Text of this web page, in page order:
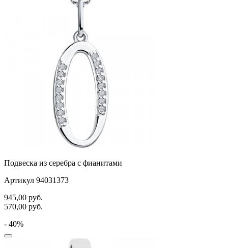
Подвеска из серебра с фианитами
Артикул 94031373
945,00 руб.
570,00 руб.
- 40%